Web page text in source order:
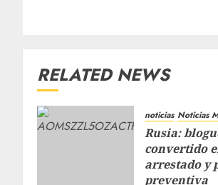
RELATED NEWS
noticias Noticias
Rusia:
convertido
arrestado y
preventiva